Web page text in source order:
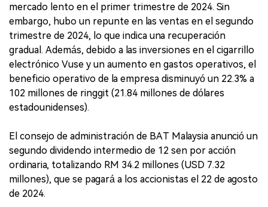
mercado lento en el primer trimestre de 2024. Sin
embargo, hubo un repunte en las ventas en el segundo
trimestre de 2024, lo que indica una recuperación
gradual. Además, debido a las inversiones en el cigarrillo
electrónico Vuse y un aumento en gastos operativos, el
beneficio operativo de la empresa disminuyó un 22.3% a
102 millones de ringgit (21.84 millones de dólares
estadounidenses).
El consejo de administración de BAT Malaysia anunció un
segundo dividendo intermedio de 12 sen por acción
ordinaria, totalizando RM 34.2 millones (USD 7.32
millones), que se pagará a los accionistas el 22 de agosto
de 2024.